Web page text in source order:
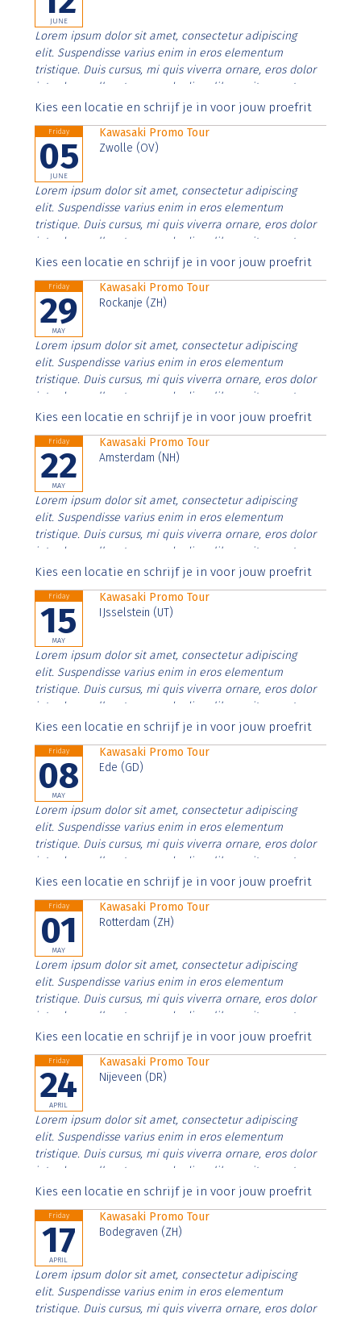
JUNE
Lorem ipsum dolor sit amet, consectetur adipiscing
elit. Suspendisse varius enim in eros elementum
tristique. Duis cursus, mi quis viverra ornare, eros dolor
interdum nulla, ut commodo diam libero vitae erat.
Aenean faucibus nibh et justo cursus id rutrum lorem
Kies een locatie en schrijf je in voor jouw proefrit
Friday
05
JUNE
Kawasaki Promo Tour
Zwolle (OV)
Lorem ipsum dolor sit amet, consectetur adipiscing
elit. Suspendisse varius enim in eros elementum
tristique. Duis cursus, mi quis viverra ornare, eros dolor
interdum nulla, ut commodo diam libero vitae erat.
Aenean faucibus nibh et justo cursus id rutrum lorem
Kies een locatie en schrijf je in voor jouw proefrit
Friday
29
MAY
Kawasaki Promo Tour
Rockanje (ZH)
Lorem ipsum dolor sit amet, consectetur adipiscing
elit. Suspendisse varius enim in eros elementum
tristique. Duis cursus, mi quis viverra ornare, eros dolor
interdum nulla, ut commodo diam libero vitae erat.
Aenean faucibus nibh et justo cursus id rutrum lorem
Kies een locatie en schrijf je in voor jouw proefrit
Friday
22
MAY
Kawasaki Promo Tour
Amsterdam (NH)
Lorem ipsum dolor sit amet, consectetur adipiscing
elit. Suspendisse varius enim in eros elementum
tristique. Duis cursus, mi quis viverra ornare, eros dolor
interdum nulla, ut commodo diam libero vitae erat.
Aenean faucibus nibh et justo cursus id rutrum lorem
Kies een locatie en schrijf je in voor jouw proefrit
Friday
15
MAY
Kawasaki Promo Tour
IJsselstein (UT)
Lorem ipsum dolor sit amet, consectetur adipiscing
elit. Suspendisse varius enim in eros elementum
tristique. Duis cursus, mi quis viverra ornare, eros dolor
interdum nulla, ut commodo diam libero vitae erat.
Aenean faucibus nibh et justo cursus id rutrum lorem
Kies een locatie en schrijf je in voor jouw proefrit
Friday
08
MAY
Kawasaki Promo Tour
Ede (GD)
Lorem ipsum dolor sit amet, consectetur adipiscing
elit. Suspendisse varius enim in eros elementum
tristique. Duis cursus, mi quis viverra ornare, eros dolor
interdum nulla, ut commodo diam libero vitae erat.
Aenean faucibus nibh et justo cursus id rutrum lorem
Kies een locatie en schrijf je in voor jouw proefrit
Friday
01
MAY
Kawasaki Promo Tour
Rotterdam (ZH)
Lorem ipsum dolor sit amet, consectetur adipiscing
elit. Suspendisse varius enim in eros elementum
tristique. Duis cursus, mi quis viverra ornare, eros dolor
interdum nulla, ut commodo diam libero vitae erat.
Aenean faucibus nibh et justo cursus id rutrum lorem
Kies een locatie en schrijf je in voor jouw proefrit
Friday
24
APRIL
Kawasaki Promo Tour
Nijeveen (DR)
Lorem ipsum dolor sit amet, consectetur adipiscing
elit. Suspendisse varius enim in eros elementum
tristique. Duis cursus, mi quis viverra ornare, eros dolor
interdum nulla, ut commodo diam libero vitae erat.
Aenean faucibus nibh et justo cursus id rutrum lorem
Kies een locatie en schrijf je in voor jouw proefrit
Friday
17
APRIL
Kawasaki Promo Tour
Bodegraven (ZH)
Lorem ipsum dolor sit amet, consectetur adipiscing
elit. Suspendisse varius enim in eros elementum
tristique. Duis cursus, mi quis viverra ornare, eros dolor